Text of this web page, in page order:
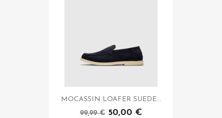
MOCASSIN LOAFER SUEDE...
99,99 € 50,00 €